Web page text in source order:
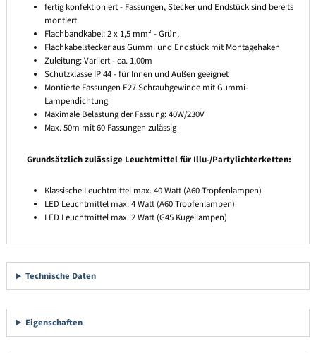
fertig konfektioniert - Fassungen, Stecker und Endstück sind bereits
montiert
Flachbandkabel: 2 x 1,5 mm² - Grün,
Flachkabelstecker aus Gummi und Endstück mit Montagehaken
Zuleitung: Variiert - ca. 1,00m
Schutzklasse IP 44 - für Innen und Außen geeignet
Montierte Fassungen E27 Schraubgewinde mit Gummi-
Lampendichtung
Maximale Belastung der Fassung: 40W/230V
Max. 50m mit 60 Fassungen zulässig
Grundsätzlich zulässige Leuchtmittel für Illu-/Partylichterketten:
Klassische Leuchtmittel max. 40 Watt (A60 Tropfenlampen)
LED Leuchtmittel max. 4 Watt (A60 Tropfenlampen)
LED Leuchtmittel max. 2 Watt (G45 Kugellampen)
Technische Daten
Eigenschaften